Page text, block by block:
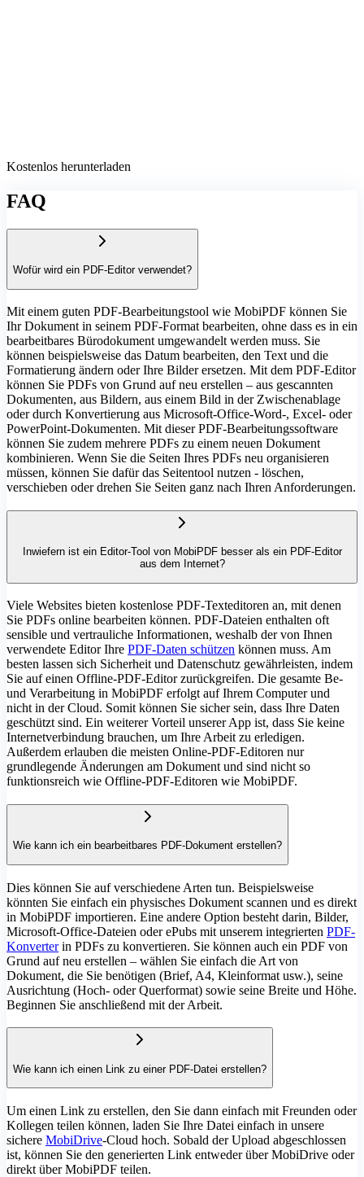
Kostenlos herunterladen
FAQ
Wofür wird ein PDF-Editor verwendet?
Mit einem guten PDF-Bearbeitungstool wie MobiPDF können Sie
Ihr Dokument in seinem PDF-Format bearbeiten, ohne dass es in ein
bearbeitbares Bürodokument umgewandelt werden muss. Sie
können beispielsweise das Datum bearbeiten, den Text und die
Formatierung ändern oder Ihre Bilder ersetzen. Mit dem PDF-Editor
können Sie PDFs von Grund auf neu erstellen – aus gescannten
Dokumenten, aus Bildern, aus einem Bild in der Zwischenablage
oder durch Konvertierung aus Microsoft-Office-Word-, Excel- oder
PowerPoint-Dokumenten. Mit dieser PDF-Bearbeitungssoftware
können Sie zudem mehrere PDFs zu einem neuen Dokument
kombinieren. Wenn Sie die Seiten Ihres PDFs neu organisieren
müssen, können Sie dafür das Seitentool nutzen - löschen,
verschieben oder drehen Sie Seiten ganz nach Ihren Anforderungen.
Inwiefern ist ein Editor-Tool von MobiPDF besser als ein PDF-Editor
aus dem Internet?
Viele Websites bieten kostenlose PDF-Texteditoren an, mit denen
Sie PDFs online bearbeiten können. PDF-Dateien enthalten oft
sensible und vertrauliche Informationen, weshalb der von Ihnen
verwendete Editor Ihre PDF-Daten schützen können muss. Am
besten lassen sich Sicherheit und Datenschutz gewährleisten, indem
Sie auf einen Offline-PDF-Editor zurückgreifen. Die gesamte Be-
und Verarbeitung in MobiPDF erfolgt auf Ihrem Computer und
nicht in der Cloud. Somit können Sie sicher sein, dass Ihre Daten
geschützt sind. Ein weiterer Vorteil unserer App ist, dass Sie keine
Internetverbindung brauchen, um Ihre Arbeit zu erledigen.
Außerdem erlauben die meisten Online-PDF-Editoren nur
grundlegende Änderungen am Dokument und sind nicht so
funktionsreich wie Offline-PDF-Editoren wie MobiPDF.
Wie kann ich ein bearbeitbares PDF-Dokument erstellen?
Dies können Sie auf verschiedene Arten tun. Beispielsweise
könnten Sie einfach ein physisches Dokument scannen und es direkt
in MobiPDF importieren. Eine andere Option besteht darin, Bilder,
Microsoft-Office-Dateien oder ePubs mit unserem integrierten PDF-
Konverterin PDFs zu konvertieren. Sie können auch ein PDF von
Grund auf neu erstellen – wählen Sie einfach die Art von
Dokument, die Sie benötigen (Brief, A4, Kleinformat usw.), seine
Ausrichtung (Hoch- oder Querformat) sowie seine Breite und Höhe.
Beginnen Sie anschließend mit der Arbeit.
Wie kann ich einen Link zu einer PDF-Datei erstellen?
Um einen Link zu erstellen, den Sie dann einfach mit Freunden oder
Kollegen teilen können, laden Sie Ihre Datei einfach in unsere
sichere MobiDrive-Cloud hoch. Sobald der Upload abgeschlossen
ist, können Sie den generierten Link entweder über MobiDrive oder
direkt über MobiPDF teilen.